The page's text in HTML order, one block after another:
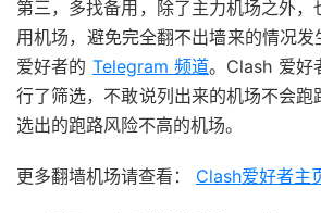
第三，多找备用，除了主力机场之外
用机场，避免完全翻不出墙来的情况
爱好者的 Telegram 频道。Clash 爱好
行了筛选，不敢说列出来的机场不会跑
选出的跑路风险不高的机场。
更多翻墙机场请查看： Clash爱好者主